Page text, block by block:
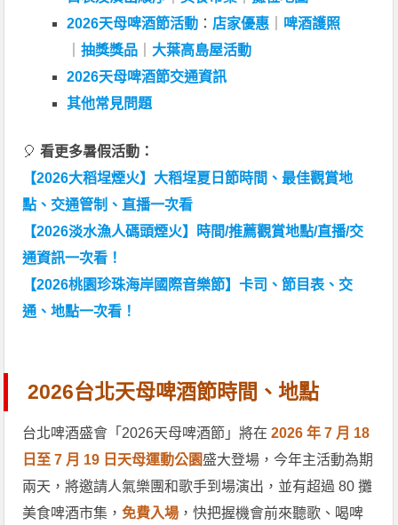
2026天母啤酒節活動 ： 店家優惠
啤酒護照
｜抽獎獎品
大葉高島屋活動
2026天母啤酒節交通資訊
其他常見問題
🎈看更多暑假活動：
【2026大稻埕煙火】大稻埕夏日節時間、最佳觀賞地
點、交通管制、直播一次看
【2026淡水漁人碼頭煙火】時間/推薦觀賞地點/直播/交
通資訊一次看！
【2026桃園珍珠海岸國際音樂節】卡司、節目表、交
通、地點一次看！
2026台北天母啤酒節時間、地點
台北啤酒盛會「2026天母啤酒節」將在 2026 年 7 月 18
日至 7 月 19 日天母運動公園盛大登場，今年主活動為期
兩天，將邀請人氣樂團和歌手到場演出，並有超過 80 攤
美食啤酒市集，免費入場 ，快把握機會前來聽歌、喝啤